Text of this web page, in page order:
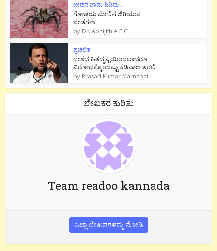
ಜೇಡನ ಜಾಡು ಹಿಡಿದು..
ಗೋಡೆಯ ಮೇಲಿನ ಜಿಗಿಯುವ
ಜೇಡಗಳು
by Dr. Abhijith A P C
ಪ್ರಚಲಿತ
ದೇಶದ ಹಿತದೃಷ್ಟಿಯಿಂದಲಾದರೂ
ವಿರೋಧಕ್ಕೊಂದಷ್ಟು ಕಡಿವಾಣ ಇರಲಿ
by Prasad Kumar Marnabail
ಲೇಖಕರ ಕುರಿತು
Team readoo kannada
ಎಲ್ಲಾ ಲೇಖನಗಳನ್ನು ನೋಡಿ